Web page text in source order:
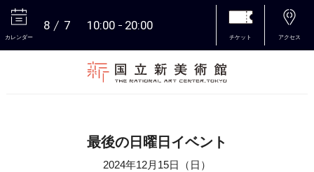
カレンダー
8 7 10:00 20:00
チケット アクセス
最後の日曜日イベント
2024年12月15日（日）